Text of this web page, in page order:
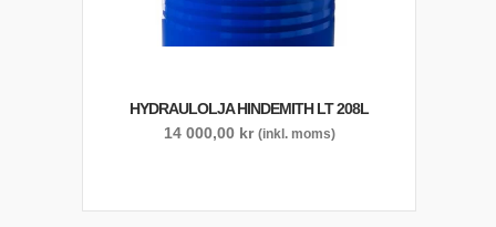
HYDRAULOLJA HINDEMITH LT 208L
14 000,00 kr (inkl. moms)